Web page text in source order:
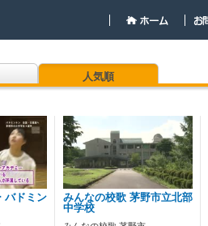
人気順
バドミン
みんなの校歌 茅野市立北部
中学校